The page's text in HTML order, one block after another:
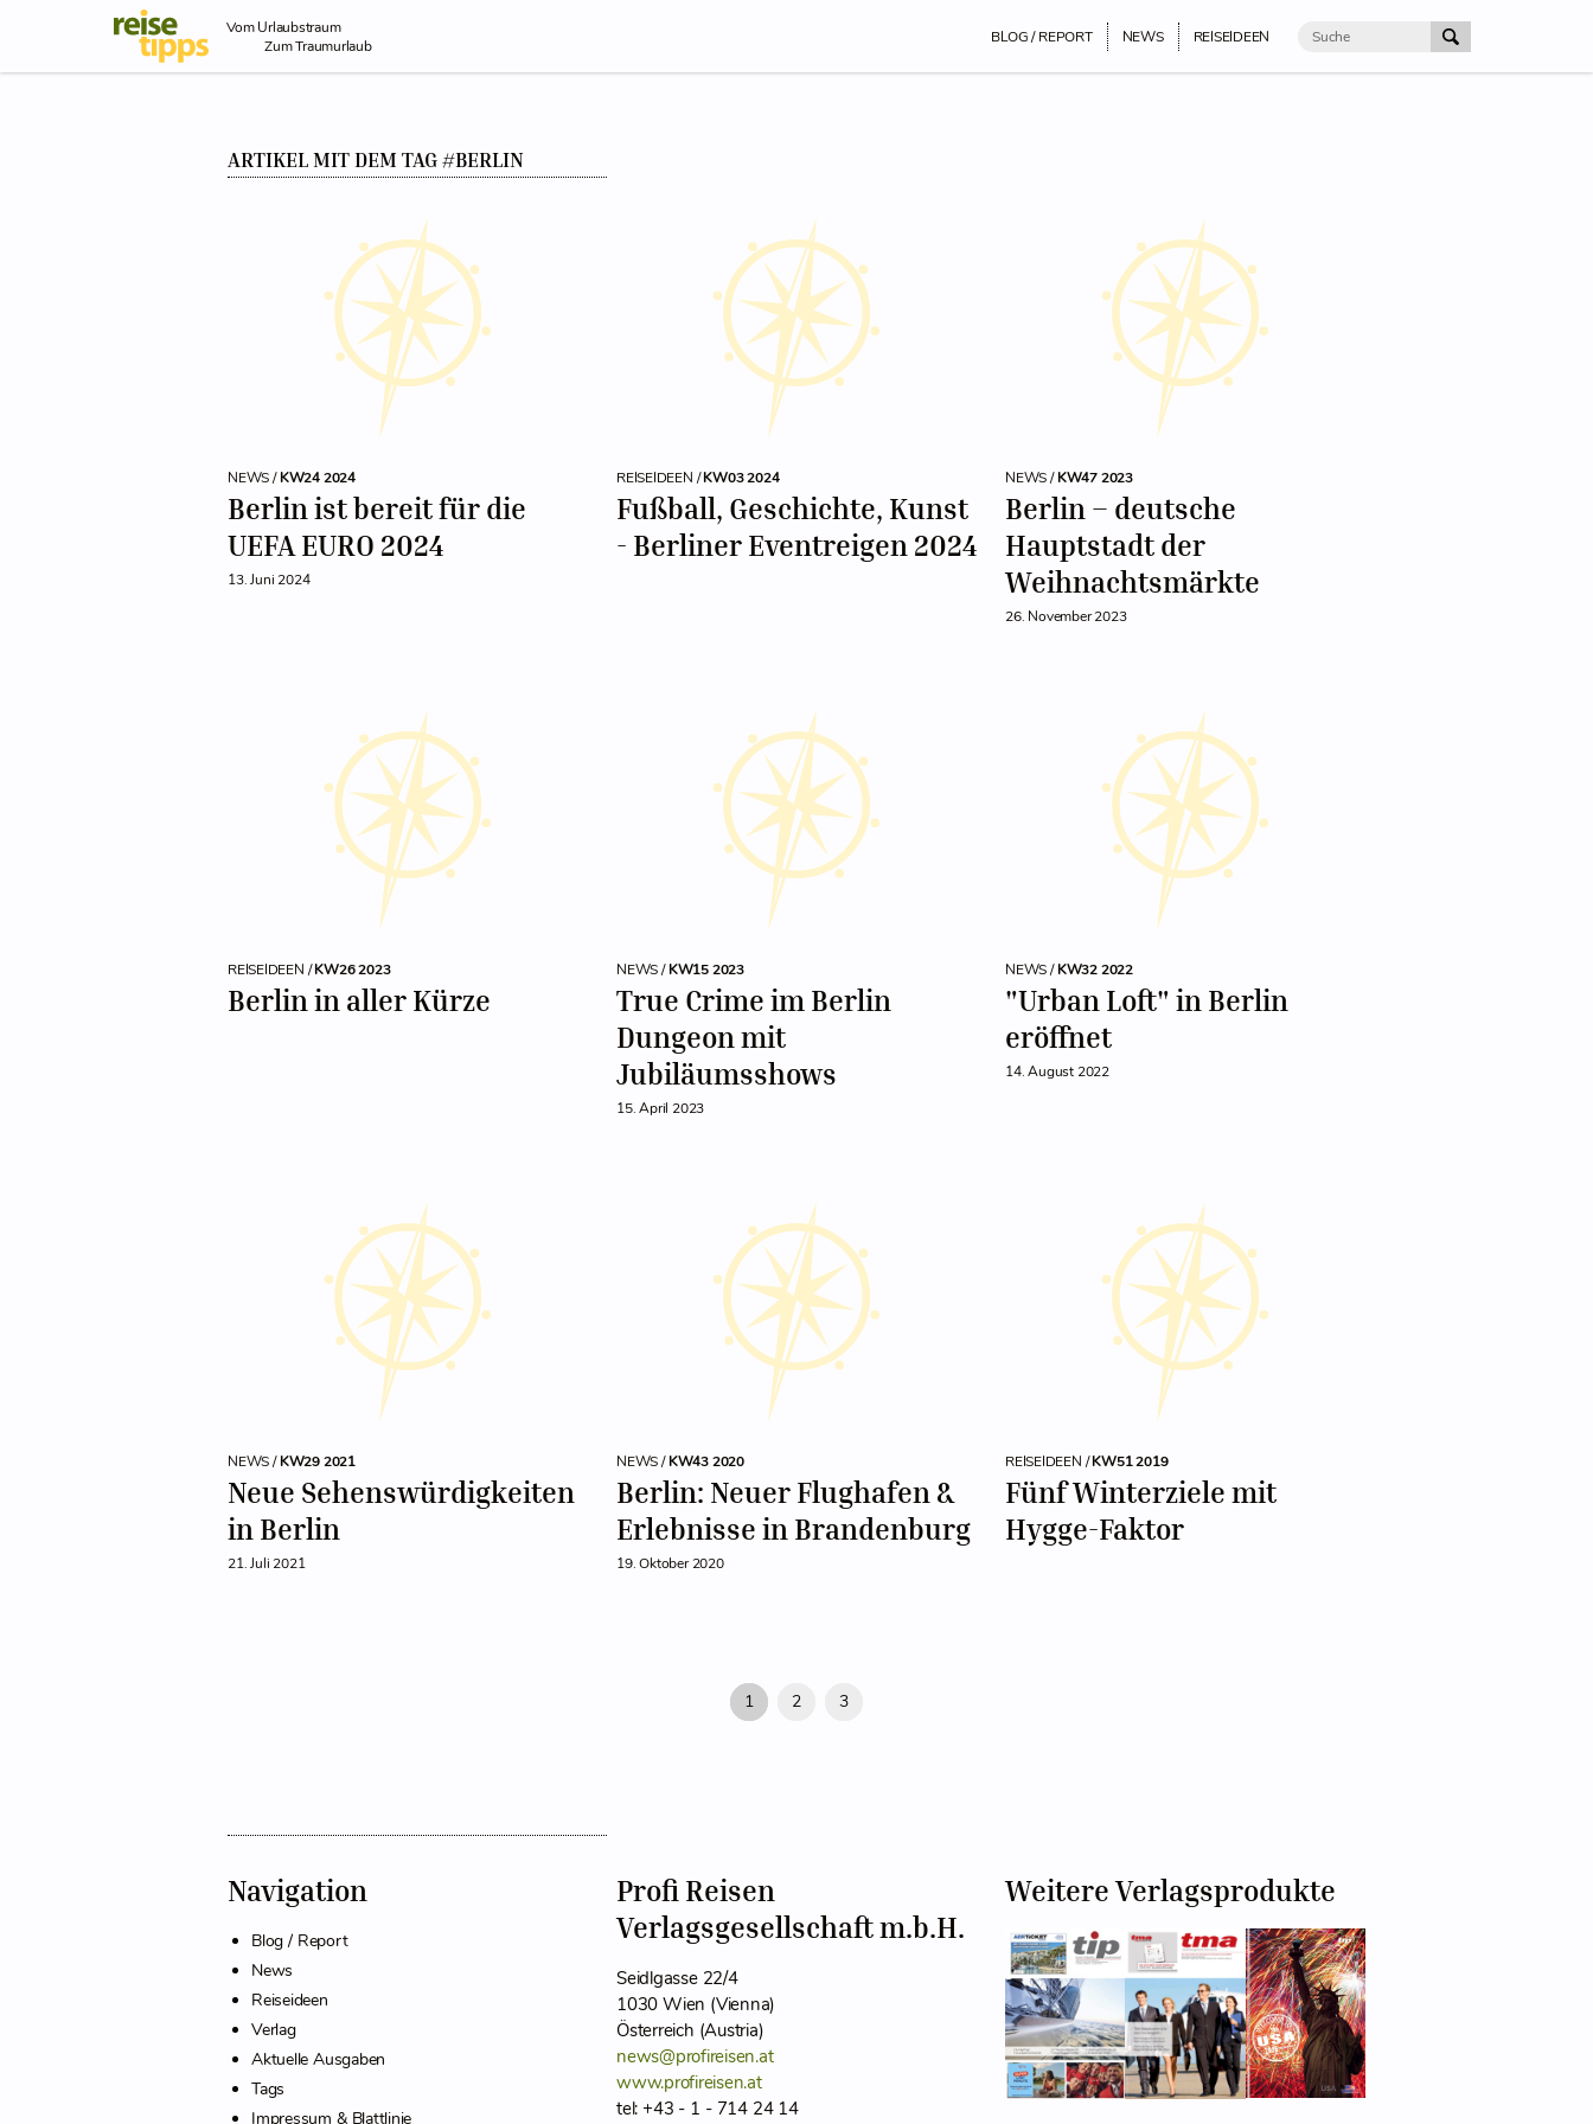
Skip to Content
Vom Urlaubstraum
Zum Traumurlaub
BLOG / REPORT NEWS REISEIDEEN
ARTIKEL MIT DEM TAG #BERLIN
NEWS /KW24 2024
Berlin ist bereit für die
UEFA EURO 2024
13. Juni 2024
REISEIDEEN /KW03 2024
Fußball, Geschichte, Kunst
- Berliner Eventreigen 2024
NEWS /KW47 2023
Berlin – deutsche
Hauptstadt der
Weihnachtsmärkte
26. November 2023
REISEIDEEN /KW26 2023
Berlin in aller Kürze
NEWS /KW15 2023
True Crime im Berlin
Dungeon mit
Jubiläumsshows
15. April 2023
NEWS /KW32 2022
"Urban Loft" in Berlin
eröffnet
14. August 2022
NEWS /KW29 2021
Neue Sehenswürdigkeiten
in Berlin
21. Juli 2021
NEWS /KW43 2020
Berlin: Neuer Flughafen &
Erlebnisse in Brandenburg
19. Oktober 2020
REISEIDEEN /KW51 2019
Fünf Winterziele mit
Hygge-Faktor
1 2 3
Navigation
Blog / Report
News
Reiseideen
Verlag
Aktuelle Ausgaben
Tags
Impressum & Blattlinie
Profi Reisen
Verlagsgesellschaft m.b.H.
Seidlgasse 22/4
1030 Wien (Vienna)
Österreich (Austria)
news@profireisen.at
www.profireisen.at
tel: +43 - 1 - 714 24 14
Weitere Verlagsprodukte